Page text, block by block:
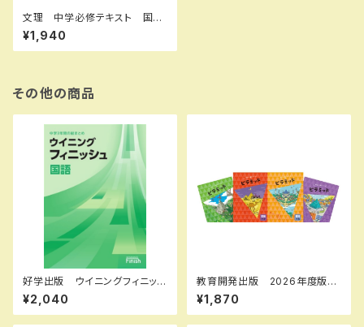
文理 中学必修テキスト 国
語 中1～3（ご選択ください）
2026年度版 新品完全セット
¥1,940
その他の商品
好学出版 ウイニングフィニッシ
ュ 国，数，理，社，英 2026年
度版 各科目（選択ください）
新品完全セット ISBN なし
¥2,040
教育開発出版 2026年度版
ピラミッド 国語 小1～6 各
学年（選択ください） 問題集本
体と別冊解答つき 新品完全セ
¥1,870